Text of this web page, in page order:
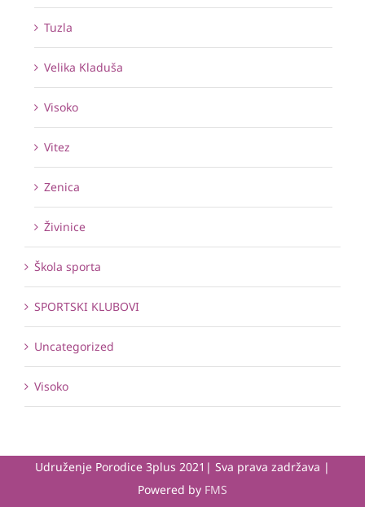
Tuzla
Velika Kladuša
Visoko
Vitez
Zenica
Živinice
Škola sporta
SPORTSKI KLUBOVI
Uncategorized
Visoko
Udruženje Porodice 3plus 2021| Sva prava zadržava |
Powered by FMS